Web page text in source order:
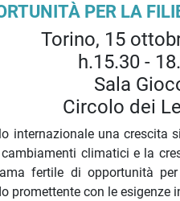
PER LA
Torino, 15
h.15.30 -
Sala
Circolo dei
internazionale una
climatici e la
fertile di opportunità
promettente con le esigenze